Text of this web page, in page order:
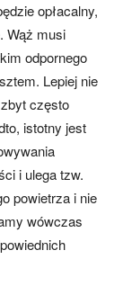
opłacalny,
Wąż musi
odpornego
Lepiej nie
często
istotny jest
i ulega tzw.
powietrza i nie
wówczas